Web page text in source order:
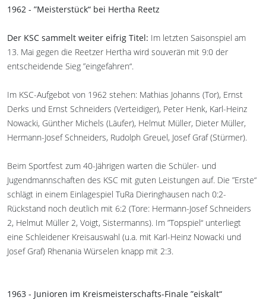
1962 - ”Meisterstück“ bei Hertha Reetz
Der KSC sammelt weiter eifrig Titel: Im letzten Saisonspiel am
13. Mai gegen die Reetzer Hertha wird souverän mit 9:0 der
entscheidende Sieg ”eingefahren“.
Im KSC-Aufgebot von 1962 stehen: Mathias Johanns (Tor), Ernst
Derks und Ernst Schneiders (Verteidiger), Peter Henk, Karl-Heinz
Nowacki, Günther Michels (Läufer), Helmut Müller, Dieter Müller,
Hermann-Josef Schneiders, Rudolph Greuel, Josef Graf (Stürmer).
Beim Sportfest zum 40-Jährigen warten die Schüler- und
Jugendmannschaften des KSC mit guten Leistungen auf. Die ”Erste“
schlägt in einem Einlagespiel TuRa Dieringhausen nach 0:2-
Rückstand noch deutlich mit 6:2 (Tore: Hermann-Josef Schneiders
2, Helmut Müller 2, Voigt, Sistermanns). Im ”Topspiel“ unterliegt
eine Schleidener Kreisauswahl (u.a. mit Karl-Heinz Nowacki und
Josef Graf) Rhenania Würselen knapp mit 2:3.
1963 - Junioren im Kreismeisterschafts-Finale ”eiskalt“